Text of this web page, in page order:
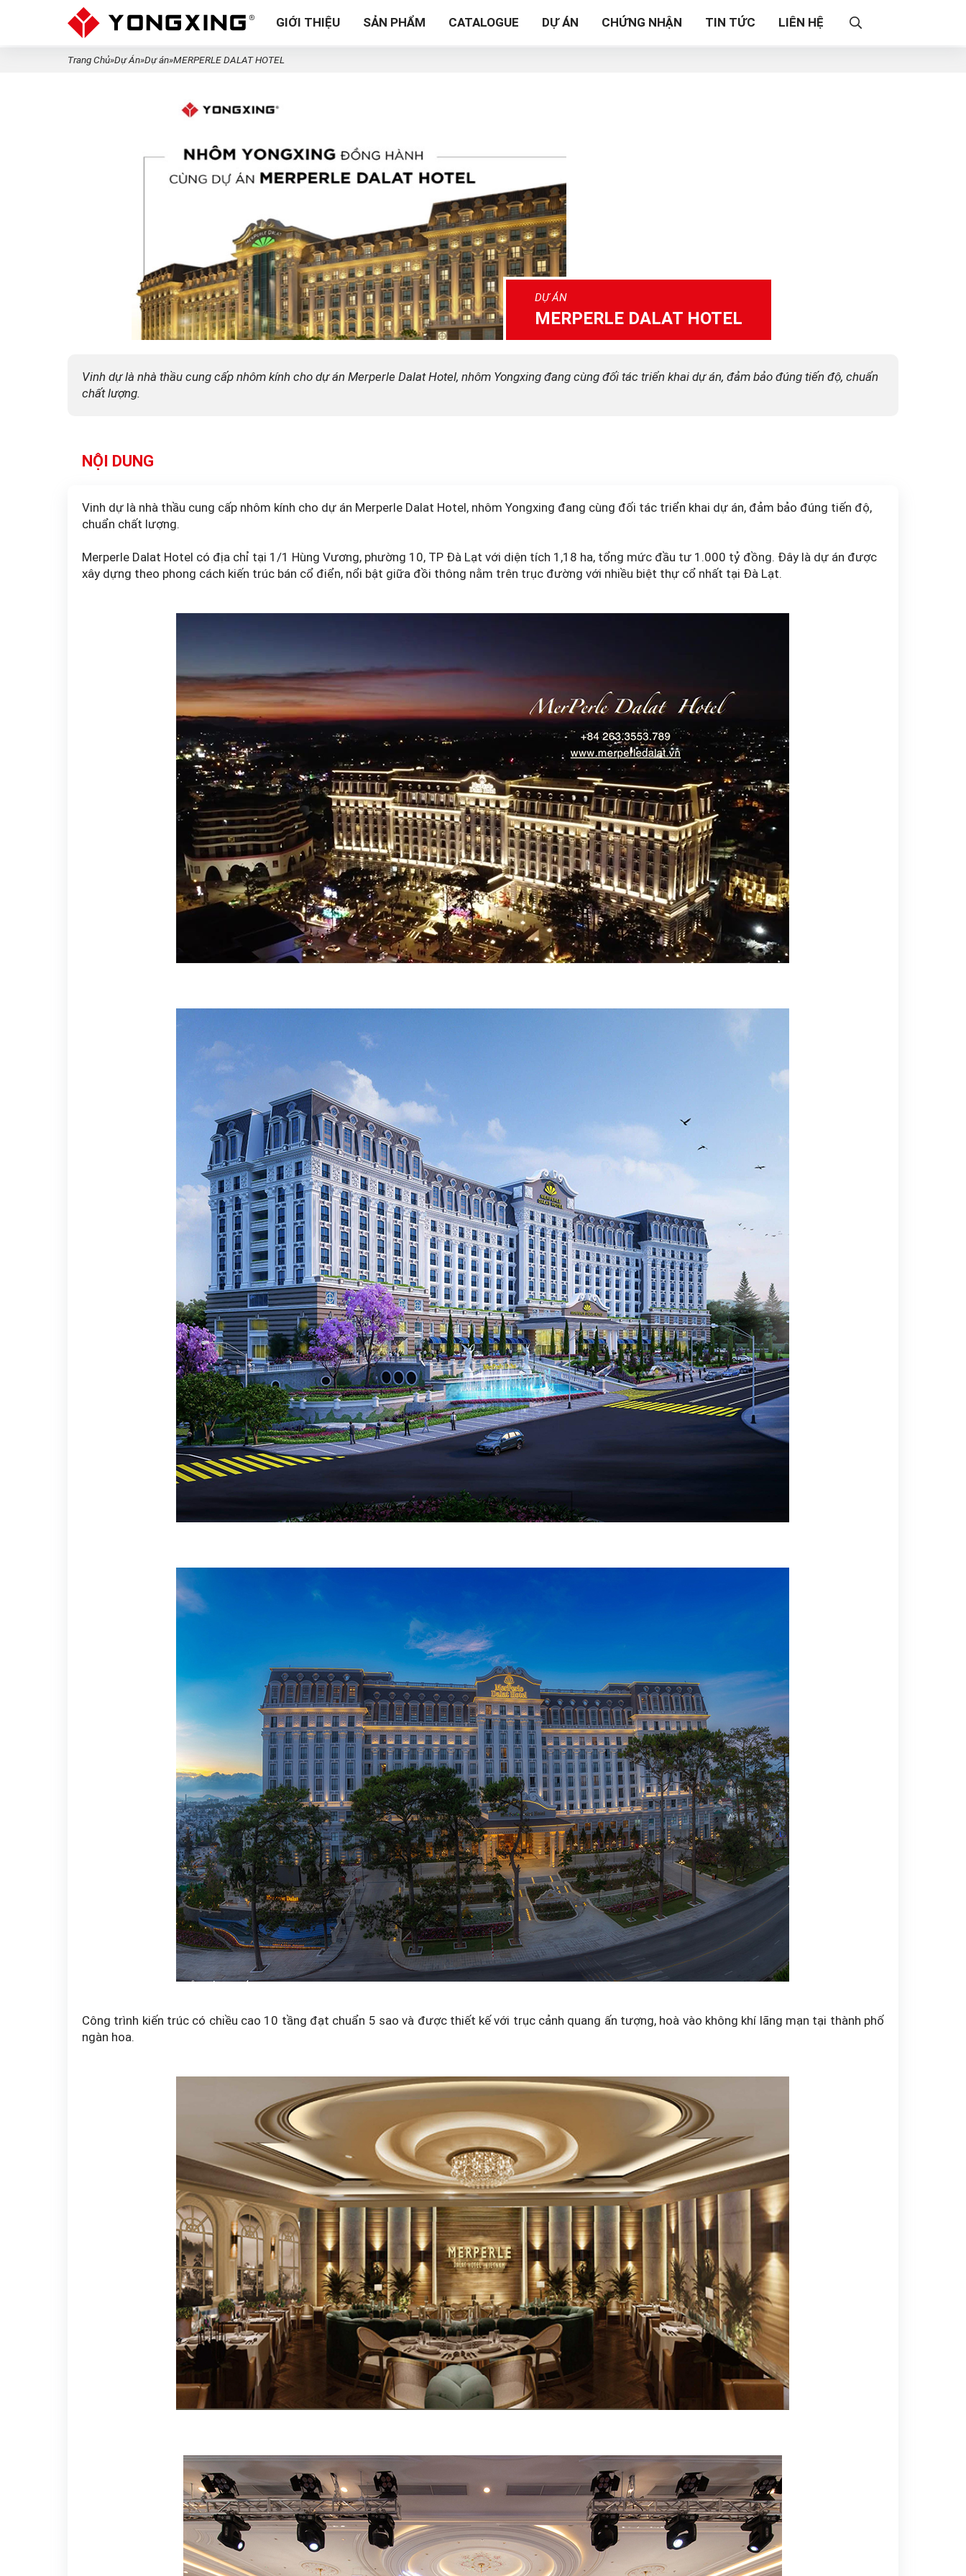
GIỚI THIỆU SẢN PHẨM CATALOGUE DỰ ÁN CHỨNG NHẬN TIN TỨC LIÊN HỆ
Trang Chủ»Dự Án»Dự án»MERPERLE DALAT HOTEL
DỰ ÁN
MERPERLE DALAT HOTEL
Vinh dự là nhà thầu cung cấp nhôm kính cho dự án Merperle Dalat Hotel, nhôm Yongxing đang cùng đối tác triển khai dự án, đảm bảo đúng tiến độ, chuẩn
chất lượng.
NỘI DUNG
Vinh dự là nhà thầu cung cấp nhôm kính cho dự án Merperle Dalat Hotel, nhôm Yongxing đang cùng đối tác triển khai dự án, đảm bảo đúng tiến độ,
chuẩn chất lượng.
Merperle Dalat Hotel có địa chỉ tại 1/1 Hùng Vương, phường 10, TP Đà Lạt với diện tích 1,18 ha, tổng mức đầu tư 1.000 tỷ đồng. Đây là dự án được
xây dựng theo phong cách kiến trúc bán cổ điển, nổi bật giữa đồi thông nằm trên trục đường với nhiều biệt thự cổ nhất tại Đà Lạt.
Công trình kiến trúc có chiều cao 10 tầng đạt chuẩn 5 sao và được thiết kế với trục cảnh quang ấn tượng, hoà vào không khí lãng mạn tại thành phố
ngàn hoa.